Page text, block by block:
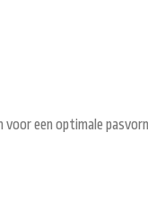
voor een optimale